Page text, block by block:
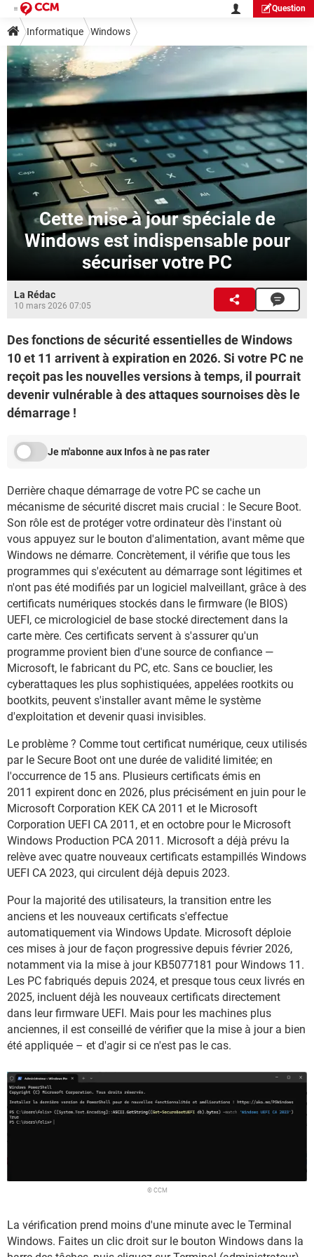
Question
Informatique Windows
Cette mise à jour spéciale de
Windows est indispensable pour
sécuriser votre PC
La Rédac
10 mars 2026 07:05
Des fonctions de sécurité essentielles de Windows
10 et 11 arrivent à expiration en 2026. Si votre PC ne
reçoit pas les nouvelles versions à temps, il pourrait
devenir vulnérable à des attaques sournoises dès le
démarrage !
Je m'abonne aux Infos à ne pas rater
Derrière chaque démarrage de votre PC se cache un
mécanisme de sécurité discret mais crucial : le Secure Boot.
Son rôle est de protéger votre ordinateur dès l'instant où
vous appuyez sur le bouton d'alimentation, avant même que
Windows ne démarre. Concrètement, il vérifie que tous les
programmes qui s'exécutent au démarrage sont légitimes et
n'ont pas été modifiés par un logiciel malveillant, grâce à des
certificats numériques stockés dans le firmware (le BIOS)
UEFI, ce micrologiciel de base stocké directement dans la
carte mère. Ces certificats servent à s'assurer qu'un
programme provient bien d'une source de confiance —
Microsoft, le fabricant du PC, etc. Sans ce bouclier, les
cyberattaques les plus sophistiquées, appelées rootkits ou
bootkits, peuvent s'installer avant même le système
d'exploitation et devenir quasi invisibles.
Le problème ? Comme tout certificat numérique, ceux utilisés
par le Secure Boot ont une durée de validité limitée; en
l'occurrence de 15 ans. Plusieurs certificats émis en
2011 expirent donc en 2026, plus précisément en juin pour le
Microsoft Corporation KEK CA 2011 et le Microsoft
Corporation UEFI CA 2011, et en octobre pour le Microsoft
Windows Production PCA 2011. Microsoft a déjà prévu la
relève avec quatre nouveaux certificats estampillés Windows
UEFI CA 2023, qui circulent déjà depuis 2023.
Pour la majorité des utilisateurs, la transition entre les
anciens et les nouveaux certificats s'effectue
automatiquement via Windows Update. Microsoft déploie
ces mises à jour de façon progressive depuis février 2026,
notamment via la mise à jour KB5077181 pour Windows 11.
Les PC fabriqués depuis 2024, et presque tous ceux livrés en
2025, incluent déjà les nouveaux certificats directement
dans leur firmware UEFI. Mais pour les machines plus
anciennes, il est conseillé de vérifier que la mise à jour a bien
été appliquée – et d'agir si ce n'est pas le cas.
© CCM
La vérification prend moins d'une minute avec le Terminal
Windows. Faites un clic droit sur le bouton Windows dans la